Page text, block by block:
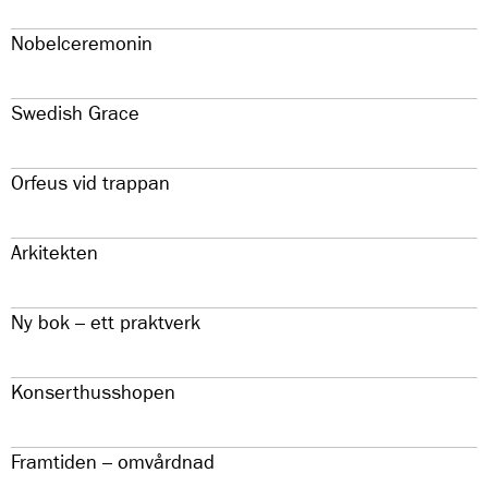
Nobelceremonin
Swedish Grace
Orfeus vid trappan
Arkitekten
Ny bok – ett praktverk
Konserthusshopen
Framtiden – omvårdnad